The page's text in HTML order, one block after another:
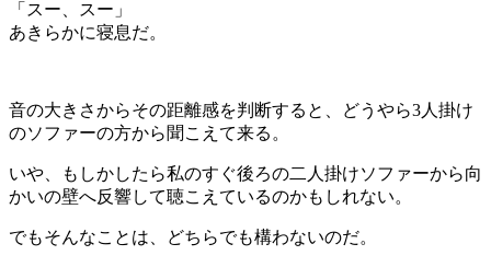
「スー、スー」
あきらかに寝息だ。
音の大きさからその距離感を判断すると、どうやら3人掛け
のソファーの方から聞こえて来る。
いや、もしかしたら私のすぐ後ろの二人掛けソファーから向
かいの壁へ反響して聴こえているのかもしれない。
でもそんなことは、どちらでも構わないのだ。